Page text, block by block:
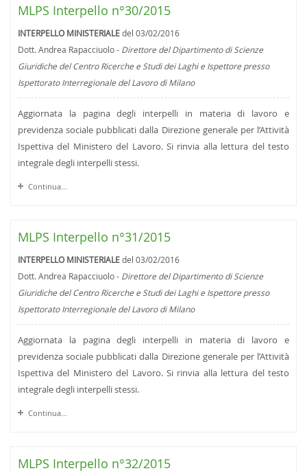
MLPS Interpello n°30/2015
INTERPELLO MINISTERIALEdel 03/02/2016
Dott. Andrea Rapacciuolo - Direttore del Dipartimento di Scienze
Giuridiche del Centro Ricerche e Studi dei Laghi e Ispettore presso
Ispettorato Interregionale del Lavoro di Milano
Aggiornata la pagina degli interpelli in materia di lavoro e
previdenza sociale pubblicati dalla Direzione generale per l’Attività
Ispettiva del Ministero del Lavoro. Si rinvia alla lettura del testo
integrale degli interpelli stessi.
Continua...
MLPS Interpello n°31/2015
INTERPELLO MINISTERIALEdel 03/02/2016
Dott. Andrea Rapacciuolo - Direttore del Dipartimento di Scienze
Giuridiche del Centro Ricerche e Studi dei Laghi e Ispettore presso
Ispettorato Interregionale del Lavoro di Milano
Aggiornata la pagina degli interpelli in materia di lavoro e
previdenza sociale pubblicati dalla Direzione generale per l’Attività
Ispettiva del Ministero del Lavoro. Si rinvia alla lettura del testo
integrale degli interpelli stessi.
Continua...
MLPS Interpello n°32/2015